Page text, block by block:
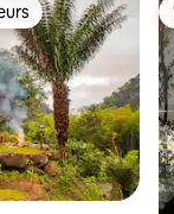
les plus appréciés